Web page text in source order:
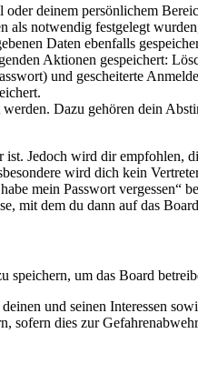
deinem persönlichem
notwendig festgelegt
Daten ebenfalls
Aktionen gespeichert:
und gescheiterte
Dazu gehören dein
Jedoch wird dir empfohlen,
wird dich kein
mein Passwort
mit dem du dann auf das
speichern, um das Board
und seinen Interessen
sofern dies zur